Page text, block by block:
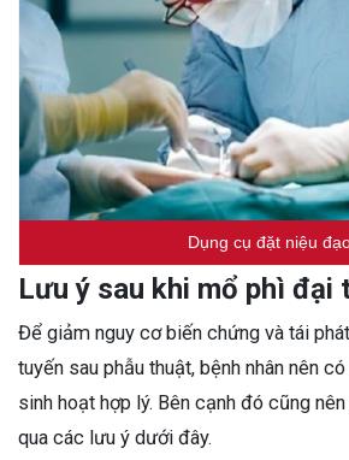
Dụng cụ đặt niệu
Lưu ý sau khi mổ phì đại
Để giảm nguy cơ biến chứng và tái
tuyến sau phẫu thuật, bệnh nhân nên
sinh hoạt hợp lý. Bên cạnh đó cũng
qua các lưu ý dưới đây.